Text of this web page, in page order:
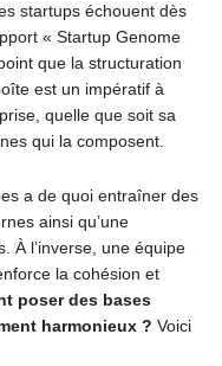
startups échouent dès
« Startup Genome
que la structuration
est un impératif à
quelle que soit sa
qui la composent.
a de quoi entraîner des
ainsi qu’une
À l’inverse, une équipe
la cohésion et
poser des bases
harmonieux ? Voici